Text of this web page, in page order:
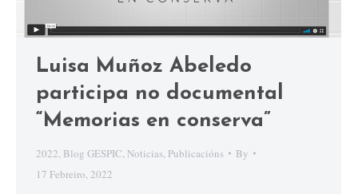
Luisa Muñoz Abeledo
participa no documental
“Memorias en conserva”
2022, Blog GESPIC, Noticias, Publicacións
By
17 Febreiro, 2022